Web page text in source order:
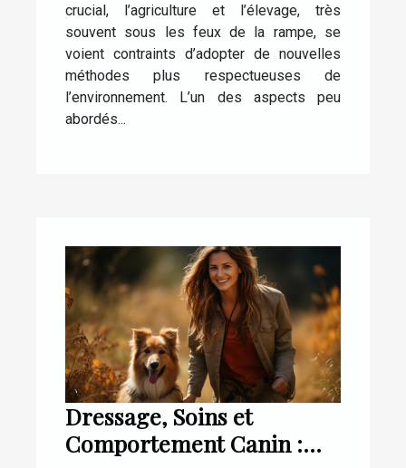
crucial, l’agriculture et l’élevage, très
souvent sous les feux de la rampe, se
voient contraints d’adopter de nouvelles
méthodes plus respectueuses de
l’environnement. L’un des aspects peu
abordés...
Dressage, Soins et
Comportement Canin :